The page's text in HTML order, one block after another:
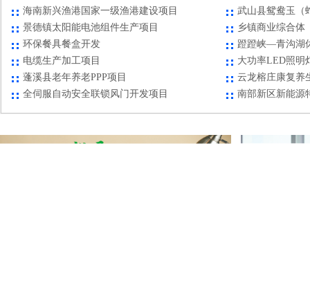
景德镇太阳能电池组件生产项目
乡镇商业综合体
环保餐具餐盒开发
蹬蹬峡—青沟湖
电缆生产加工项目
大功率LED照明
蓬溪县老年养老PPP项目
云龙榕庄康复养
全伺服自动安全联锁风门开发项目
南部新区新能源
重晶石深加工项目
王口镇光伏发电项目
福建泉州南安液
资阳市(雁江区、安岳县） 省道102线资阳至安岳公路项目
博山区新材料产